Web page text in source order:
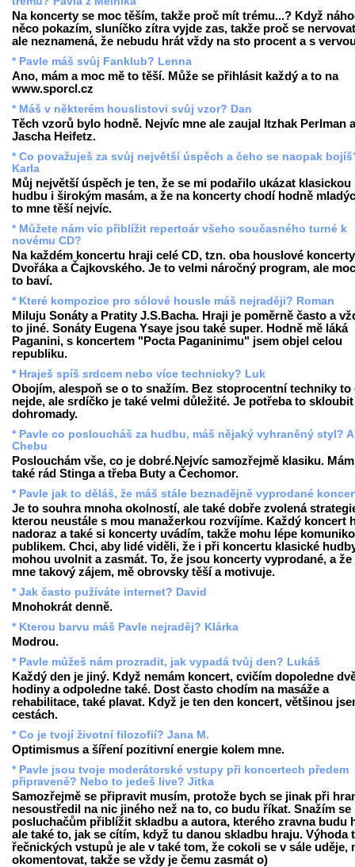
Na koncerty se moc těším, takže proč mít trému...? Když
něco pokazím, sluníčko zítra vyjde zas, takže proč se
ale neznamená, že nebudu hrát vždy na sto procent a s
* Pavle máš svůj Fanklub? Lenna
Ano, mám a moc mě to těší. Může se přihlásit každý a to na
www.sporcl.cz
* Máš v některém houslistovi svůj vzor? Dan
Těch vzorů bylo hodně. Nejvíc mne ale zaujal Itzhak Perlman a
Jascha Heifetz.
* Co považuješ za svůj největší úspěch a čeho se naopak
Karla
Můj největší úspěch je ten, že se mi podařilo ukázat klasickou
hudbu i širokým masám, a že na koncerty chodí hodně
to mne těší nejvíc.
* Můžete nám víc přiblížit repertoár všeho současného turné k
novému CD?
Na každém koncertu hraji celé CD, tzn. oba houslové
Dvořáka a Čajkovského. Je to velmi náročný program, ale
to baví.
* Které kompozice pro sólové housle máš nejraději? Roman
Miluju Sonáty a Pratity J.S.Bacha. Hraji je poměrně často a
to jiné. Sonáty Eugena Ysaye jsou také super. Hodně mě láká
Paganini, s koncertem "Pocta Paganinimu" jsem objel celou
republiku.
* Hraješ spíš srdcem nebo více technicky? Luk
Obojím, alespoň se o to snažím. Bez stoprocentní techniky to
nejde, ale srdíčko je také velmi důležité. Je potřeba to skloubit
dohromady.
* Pavle co posloucháš za hudbu, máš nějaký vyhraněný styl?
Chebu
Poslouchám vše, co je dobré.Nejvíc samozřejmě klasiku.
také rád Stinga a třeba Buty a Čechomor.
* Pavle jak to děláš, že máš stále beznadějně vyprodané
Je to souhra mnoha okolností, ale také dobře zvolená
kterou neustále s mou manažerkou rozvíjíme. Každý koncert
nadoraz a také si koncerty uvádím, takže mohu lépe
publikem. Chci, aby lidé viděli, že i při koncertu klasické
mohou uvolnit a zasmát. To, že jsou koncerty vyprodané, a že
mne takový zájem, mě obrovsky těší a motivuje.
* Jak často pužíváte internet? David
Mnohokrát denně.
* Kterou barvu máš Pavle nejraděj? Klárka
Modrou.
* Pavle můžeš nám prozradit, jak vypadá tvůj den? Lukáš
Každý den je jiný. Když nemám koncert, cvičím dopoledne
hodiny a odpoledne také. Dost často chodím na masáže a
rehabilitace, také plavat. Když je ten den koncert, většinou
cestách.
* Co je tvojí životní filozofií? Jana M.
Optimismus a šíření pozitivní energie kolem mne.
* Pavle jsou tvoje moderátorské vstupy při koncertech předem
připravené? Nebo to jedeš live? Jitka
Samozřejmě se připravit musím, protože bych se jinak při
nesoustředil na nic jiného než na to, co budu říkat. Snažím se
posluchačům přiblížit skladbu a autora, kterého zravna budu
ale také to, jak se cítím, když tu danou skladbu hraju. Výhoda
řečnických vstupů je ale v také tom, že cokoli se v sále uděje,
okomentovat, takže se vždy je čemu zasmát o)